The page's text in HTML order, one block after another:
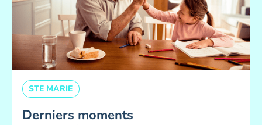
STE MARIE
Derniers moments